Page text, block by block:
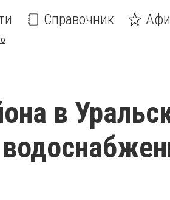
Справочник
в